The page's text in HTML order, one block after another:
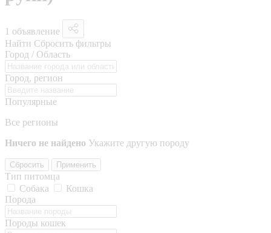
1 объявление
Найти Сбросить фильтры
Город / Область
Город, регион
Популярные
Все регионы
Ничего не найдено Укажите другую породу
Сбросить Применить
Тип питомца
Собака
Кошка
Порода
Породы кошек